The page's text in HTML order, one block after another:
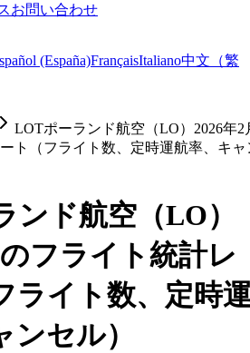
お問い合わせ
(España)FrançaisItaliano中文（繁
LOTポーランド航空（LO）2026年2
ト（フライト数、定時運航率、キャ
ンド航空（LO）
フライト統計レ
ライト数、定時
セル）